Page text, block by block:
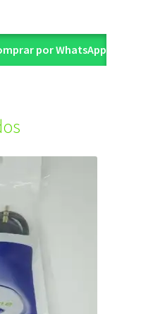
por WhatsApp